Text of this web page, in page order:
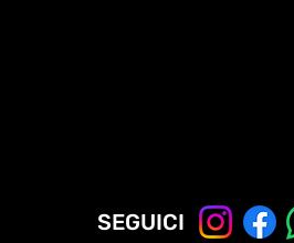
SEGUICI